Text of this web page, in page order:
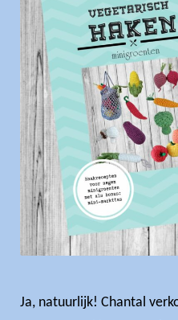
Ja, natuurlijk! Chantal